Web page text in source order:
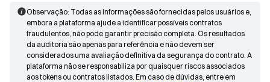
Observação: Todas as informações são fornecidas pelos usuários e,
embora a plataforma ajude a identificar possíveis contratos
fraudulentos, não pode garantir precisão completa. Os resultados
da auditoria são apenas para referência e não devem ser
considerados uma avaliação definitiva da segurança do contrato. A
plataforma não se responsabiliza por quaisquer riscos associados
aos tokens ou contratos listados. Em caso de dúvidas, entre em